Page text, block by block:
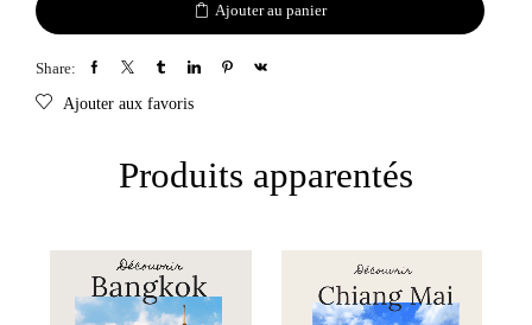
Ajouter au panier
Share:
Ajouter aux favoris
Produits apparentés